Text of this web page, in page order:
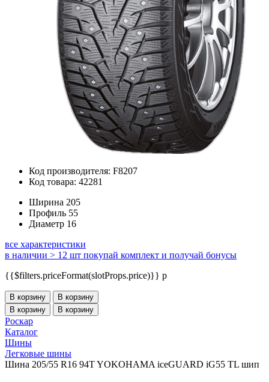
Код производителя: F8207
Код товара: 42281
Ширина 205
Профиль 55
Диаметр 16
все характеристики
в наличии > 12 шт покупай комплект и получай бонусы
{{$filters.priceFormat(slotProps.price)}} p
В корзину
В корзину
В корзину
В корзину
Роскар
Каталог
Шины
Легковые шины
Шина 205/55 R16 94T YOKOHAMA iceGUARD iG55 TL шип